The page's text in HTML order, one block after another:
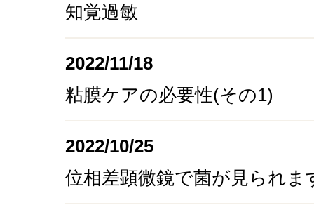
知覚過敏
2022/11/18
粘膜ケアの必要性(その1)
2022/10/25
位相差顕微鏡で菌が見られま